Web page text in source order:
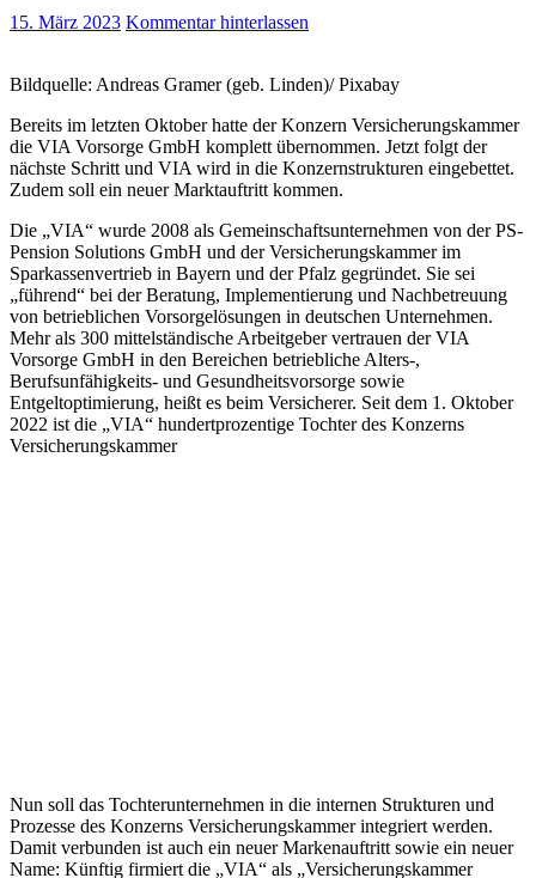
15. März 2023 Kommentar hinterlassen
Bildquelle: Andreas Gramer (geb. Linden)/ Pixabay
Bereits im letzten Oktober hatte der Konzern Versicherungskammer
die VIA Vorsorge GmbH komplett übernommen. Jetzt folgt der
nächste Schritt und VIA wird in die Konzernstrukturen eingebettet.
Zudem soll ein neuer Marktauftritt kommen.
Die „VIA“ wurde 2008 als Gemeinschaftsunternehmen von der PS-
Pension Solutions GmbH und der Versicherungskammer im
Sparkassenvertrieb in Bayern und der Pfalz gegründet. Sie sei
„führend“ bei der Beratung, Implementierung und Nachbetreuung
von betrieblichen Vorsorgelösungen in deutschen Unternehmen.
Mehr als 300 mittelständische Arbeitgeber vertrauen der VIA
Vorsorge GmbH in den Bereichen betriebliche Alters-,
Berufsunfähigkeits- und Gesundheitsvorsorge sowie
Entgeltoptimierung, heißt es beim Versicherer. Seit dem 1. Oktober
2022 ist die „VIA“ hundertprozentige Tochter des Konzerns
Versicherungskammer
Nun soll das Tochterunternehmen in die internen Strukturen und
Prozesse des Konzerns Versicherungskammer integriert werden.
Damit verbunden ist auch ein neuer Markenauftritt sowie ein neuer
Name: Künftig firmiert die „VIA“ als „Versicherungskammer